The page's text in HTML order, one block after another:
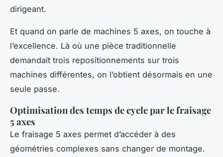
dirigeant.
Et quand on parle de machines 5 axes, on touche à
l’excellence. Là où une pièce traditionnelle
demandait trois repositionnements sur trois
machines différentes, on l’obtient désormais en une
seule passe.
Optimisation des temps de cycle par le fraisage
5 axes
Le fraisage 5 axes permet d’accéder à des
géométries complexes sans changer de montage.